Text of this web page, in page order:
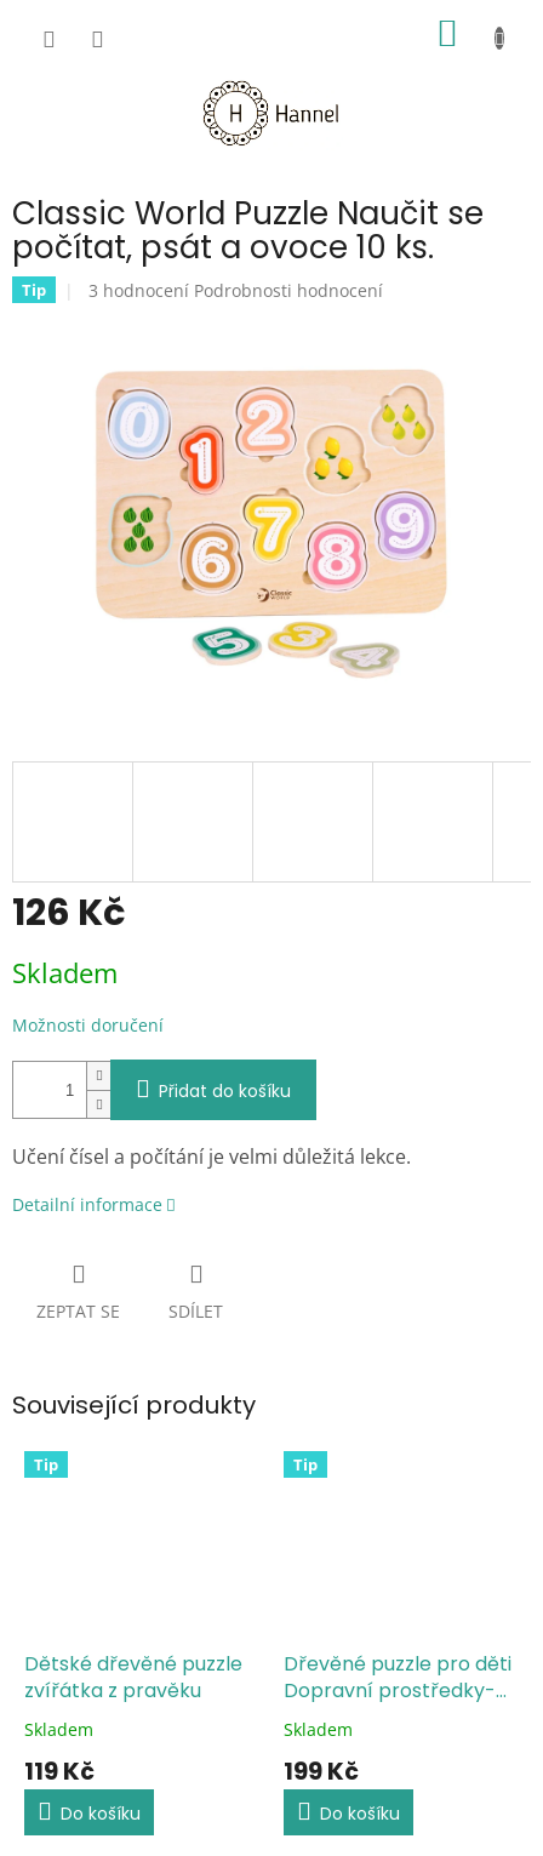
Classic World Puzzle Naučit se
počítat, psát a ovoce 10 ks.
Tip
Průměrné
5,0
hvězdiček.
3 hodnocení Podrobnosti hodnocení
126 Kč
cena:
Skladem
Možnosti doručení
Přidat do košíku
Učení čísel a počítání je velmi důležitá lekce.
Detailní informace
ZEPTAT SE SDÍLET
Související produkty
Tip
Dětské dřevěné puzzle
zvířátka z pravěku
Průměrné
hodnocení
produktu
5,0
Skladem
119 Kč
Do košíku
Tip
Dřevěné puzzle pro děti
Dopravní prostředky-
auta
Průměrné
hodnocení
produktu
5,0
Skladem
199 Kč
Do košíku